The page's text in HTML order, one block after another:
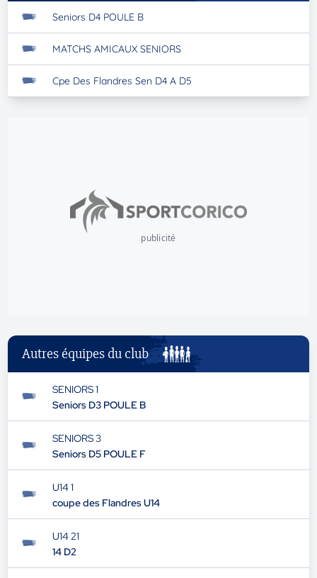
Seniors D4 POULE B
MATCHS AMICAUX SENIORS
Cpe Des Flandres Sen D4 A D5
publicité
Autres équipes du club
SENIORS 1
Seniors D3 POULE B
SENIORS 3
Seniors D5 POULE F
U14 1
coupe des Flandres U14
U14 21
14 D2